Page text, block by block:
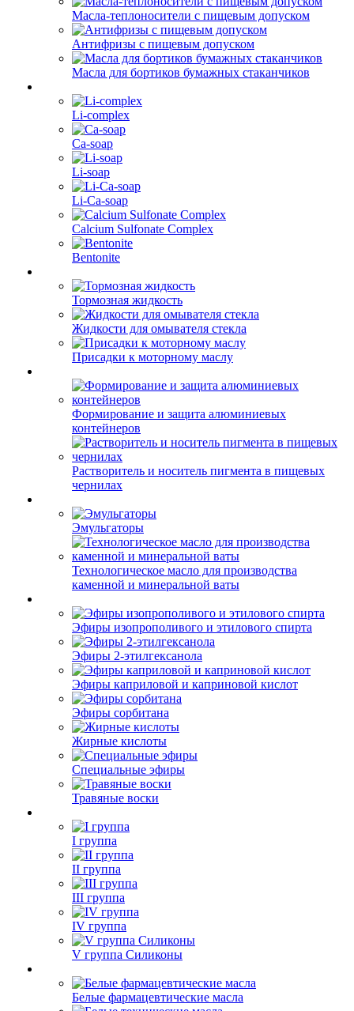
Масла-теплоносители с пищевым допуском
Антифризы с пищевым допуском
Масла для бортиков бумажных стаканчиков
Li-complex
Ca-soap
Li-soap
Li-Ca-soap
Calcium Sulfonate Complex
Bentonite
Тормозная жидкость
Жидкости для омывателя стекла
Присадки к моторному маслу
Формирование и защита алюминиевых
контейнеров
Растворитель и носитель пигмента в пищевых
чернилах
Эмульгаторы
Технологическое масло для производства
каменной и минеральной ваты
Эфиры изопрополивого и этилового спирта
Эфиры 2-этилгексанола
Эфиры каприловой и каприновой кислот
Эфиры сорбитана
Жирные кислоты
Специальные эфиры
Травяные воски
I группа
II группа
III группа
IV группа
V группа Силиконы
Белые фармацевтические масла